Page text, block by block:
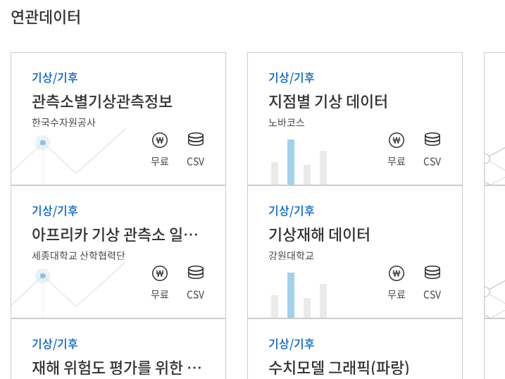
연관데이터
기상/기후
관측소별기상관측정보
한국수자원공사
무료 CSV
기상/기후
지점별 기상 데이터
노바코스
무료 CSV
기상/기후
아프리카 기상 관측소 일단위 자료
세종대학교 산학협력단
무료 CSV
기상/기후
기상재해 데이터
강원대학교
무료 CSV
기상/기후
재해 위험도 평가를 위한 취약성/노출성 데이터
기상/기후
수치모델 그래픽(파랑)